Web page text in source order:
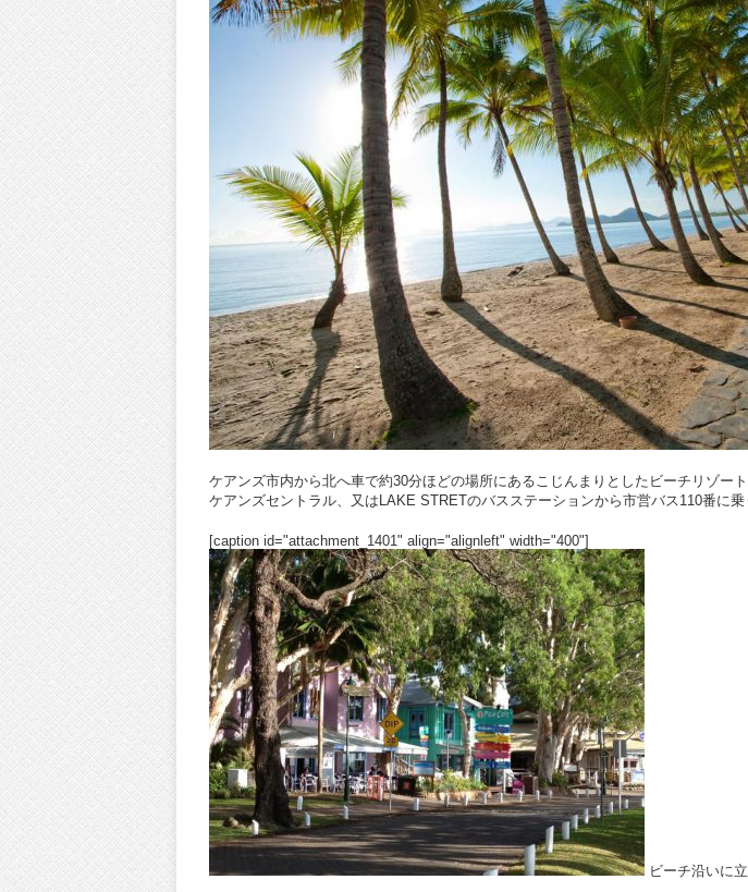
ケアンズ市内から北へ車で約30分ほどの場所にあるこじんまりとしたビーチリゾー
ケアンズセントラル、又はLAKE STRETのバスステーションから市営バス110番に乗
[caption id="attachment_1401" align="alignleft" width="400"]
ビーチ沿いに